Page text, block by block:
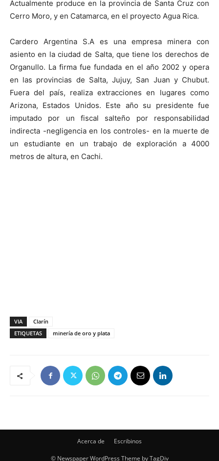
Actualmente produce en la provincia de Santa Cruz con
Cerro Moro, y en Catamarca, en el proyecto Agua Rica.
Cardero Argentina S.A es una empresa minera con
asiento en la ciudad de Salta, que tiene los derechos de
Organullo. La firma fue fundada en el año 2002 y opera
en las provincias de Salta, Jujuy, San Juan y Chubut.
Fuera del país, realiza extracciones en lugares como
Arizona, Estados Unidos. Este año su presidente fue
imputado por un fiscal salteño por responsabilidad
indirecta -negligencia en los controles- en la muerte de
un estudiante en un trabajo de exploración a 4000
metros de altura, en Cachi.
VIA
Clarín
ETIQUETAS
minería de oro y plata
Acerca de Escribinos
© Newspaper WordPress Theme by TagDiv